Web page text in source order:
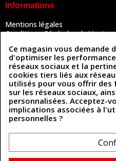
Informations
Mentions légales
Conditions Générales de Vente
Politique des cookies
Contactez-nous
Coordonnées
493 Chemin de Catougnac
81300 Graulhet
contact@cuirenstock.com
Ce magasin vous demande
d'optimiser les
réseaux sociaux et la
cookies tiers liés aux
utilisés pour vous offrir
sur les réseaux sociaux,
personnalisées. Acceptez-
implications associées à
personnelles ?